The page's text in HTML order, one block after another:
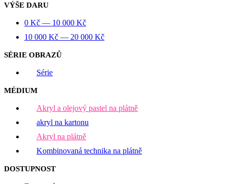
VÝŠE DARU
0 Kč — 10 000 Kč
10 000 Kč — 20 000 Kč
SÉRIE OBRAZŮ
Série
MÉDIUM
Akryl a olejový pastel na plátně
akryl na kartonu
Akryl na plátně
Kombinovaná technika na plátně
DOSTUPNOST